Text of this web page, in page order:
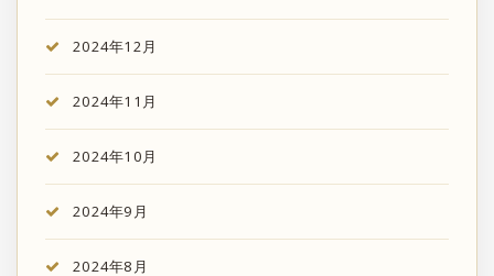
2024年12月
2024年11月
2024年10月
2024年9月
2024年8月